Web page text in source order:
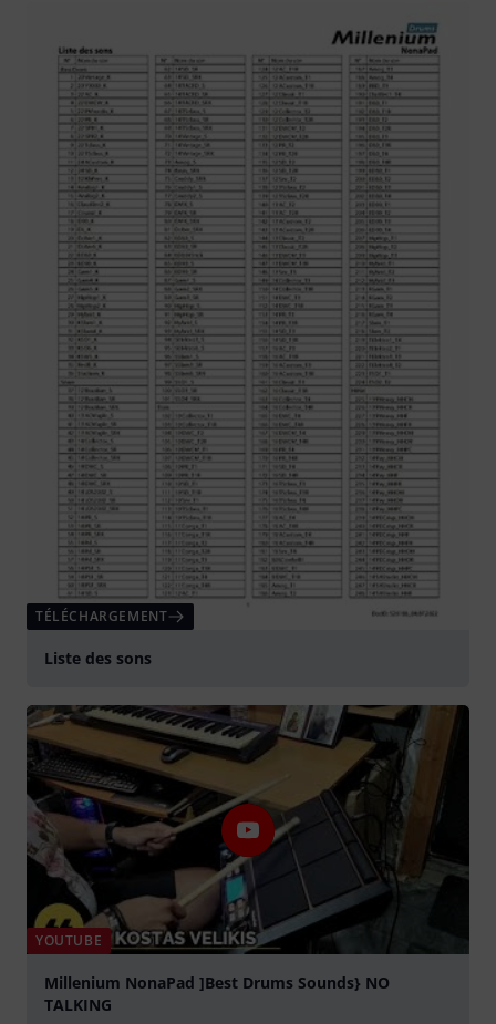
TÉLÉCHARGEMENT
Liste des sons
YOUTUBE
Millenium NonaPad ]Best Drums Sounds} NO
TALKING